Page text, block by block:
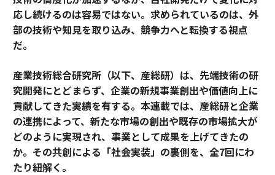
応し続けるのは容易ではない。求められているのは、外
部の技術や知見を取り込み、競争力へと転換する視点
だ。
産業技術総合研究所（以下、産総研）は、先端技術の研
究開発にとどまらず、企業の新規事業創出や価値向上に
貢献してきた実績を有する。本連載では、産総研と企業
の連携によって、新たな市場の創出や既存の市場拡大が
どのように実現され、事業として成果を上げてきたの
か。その共創による「社会実装」の裏側を、全7回にわ
たり紐解く。